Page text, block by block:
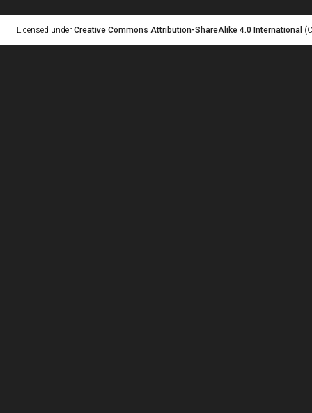
Licensed under Creative Commons Attribution-ShareAlike 4.0 International